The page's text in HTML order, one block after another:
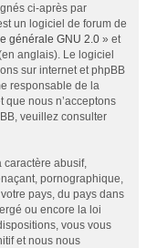
ci-après par
un logiciel de forum de
générale GNU 2.0 » et
anglais). Le logiciel
sur internet et phpBB
responsable de la
que nous n’acceptons
veuillez consulter
abusif,
pornographique,
pays, du pays dans
ou encore la loi
vous vous
et nous nous